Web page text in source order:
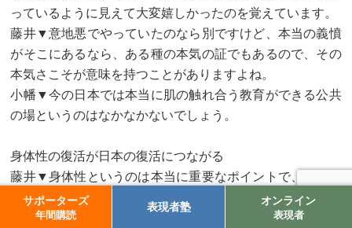
っているように見えて大変嬉しかったのを覚えています。
藤井▼意地悪でやっていたのなら別ですけど、本当の義憤
がそこにあるなら、ある種の本気の証でもあるので、その
本気さこそが意味を持つことがありますよね。
小幡▼今の日本では本当に肌の触れ合う教育ができる公共
の場というのはなかなかないでしょう。
身体性の復活が日本の復活につながる
藤井▼身体性というのは本当に重要なポイントで、抱きし
めてあげるだけで絶大な効果を持つことがありますから
ね。友人であろうが子供であろうが、もちろん女性であろ
サポーターズ
年間購読
表現者塾 オンライン
表現者